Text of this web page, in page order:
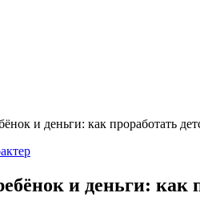
и деньги: как проработать
и деньги: как